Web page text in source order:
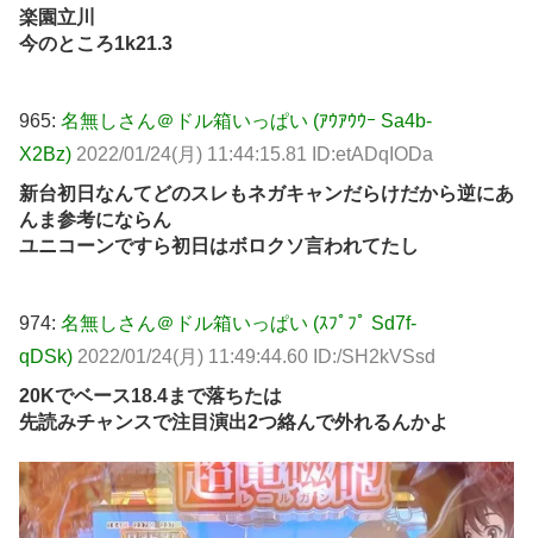
楽園立川
今のところ1k21.3
965: 名無しさん＠ドル箱いっぱい (ｱｳｱｳｳｰ Sa4b-
X2Bz) 2022/01/24(月) 11:44:15.81 ID:etADqIODa
新台初日なんてどのスレもネガキャンだらけだから逆にあ
んま参考にならん
ユニコーンですら初日はボロクソ言われてたし
974: 名無しさん＠ドル箱いっぱい (ｽﾌﾟﾌﾟ Sd7f-
qDSk) 2022/01/24(月) 11:49:44.60 ID:/SH2kVSsd
20Kでベース18.4まで落ちたは
先読みチャンスで注目演出2つ絡んで外れるんかよ